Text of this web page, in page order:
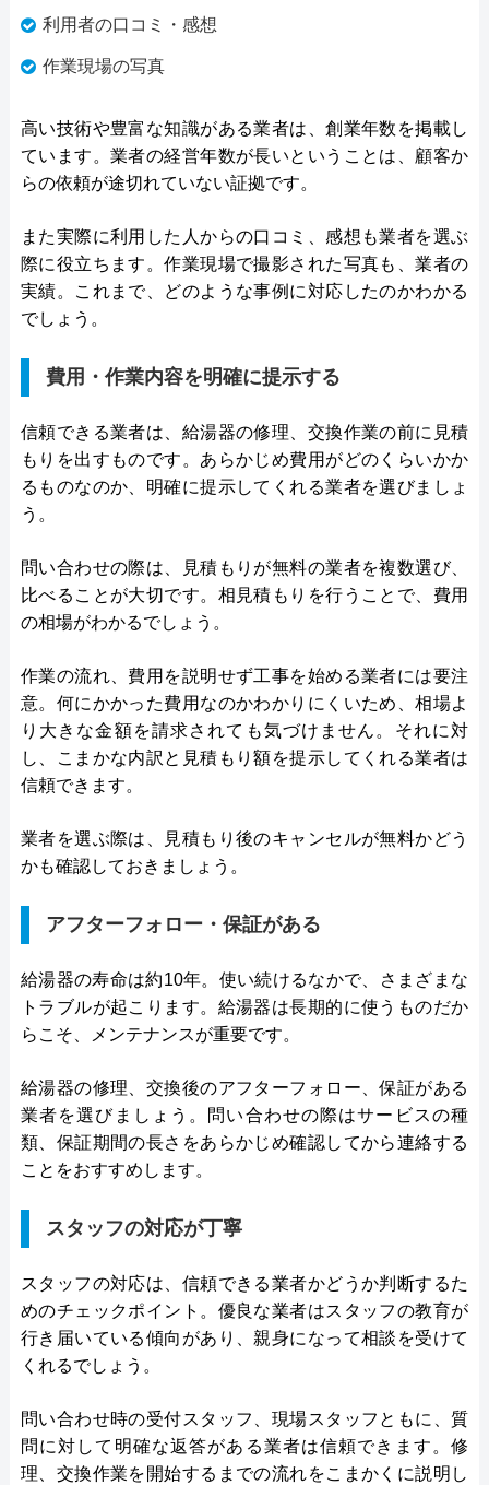
利用者の口コミ・感想
作業現場の写真
高い技術や豊富な知識がある業者は、創業年数を掲載し
ています。業者の経営年数が長いということは、顧客か
らの依頼が途切れていない証拠です。
また実際に利用した人からの口コミ、感想も業者を選ぶ
際に役立ちます。作業現場で撮影された写真も、業者の
実績。これまで、どのような事例に対応したのかわかる
でしょう。
費用・作業内容を明確に提示する
信頼できる業者は、給湯器の修理、交換作業の前に見積
もりを出すものです。あらかじめ費用がどのくらいかか
るものなのか、明確に提示してくれる業者を選びましょ
う。
問い合わせの際は、見積もりが無料の業者を複数選び、
比べることが大切です。相見積もりを行うことで、費用
の相場がわかるでしょう。
作業の流れ、費用を説明せず工事を始める業者には要注
意。何にかかった費用なのかわかりにくいため、相場よ
り大きな金額を請求されても気づけません。それに対
し、こまかな内訳と見積もり額を提示してくれる業者は
信頼できます。
業者を選ぶ際は、見積もり後のキャンセルが無料かどう
かも確認しておきましょう。
アフターフォロー・保証がある
給湯器の寿命は約10年。使い続けるなかで、さまざまな
トラブルが起こります。給湯器は長期的に使うものだか
らこそ、メンテナンスが重要です。
給湯器の修理、交換後のアフターフォロー、保証がある
業者を選びましょう。問い合わせの際はサービスの種
類、保証期間の長さをあらかじめ確認してから連絡する
ことをおすすめします。
スタッフの対応が丁寧
スタッフの対応は、信頼できる業者かどうか判断するた
めのチェックポイント。優良な業者はスタッフの教育が
行き届いている傾向があり、親身になって相談を受けて
くれるでしょう。
問い合わせ時の受付スタッフ、現場スタッフともに、質
問に対して明確な返答がある業者は信頼できます。修
理、交換作業を開始するまでの流れをこまかくに説明し